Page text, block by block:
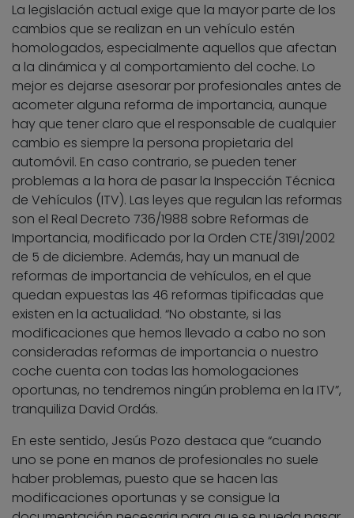
La legislación actual exige que la mayor parte de los
cambios que se realizan en un vehículo estén
homologados, especialmente aquellos que afectan
a la dinámica y al comportamiento del coche. Lo
mejor es dejarse asesorar por profesionales antes de
acometer alguna reforma de importancia, aunque
hay que tener claro que el responsable de cualquier
cambio es siempre la persona propietaria del
automóvil. En caso contrario, se pueden tener
problemas a la hora de pasar la Inspección Técnica
de Vehículos (ITV). Las leyes que regulan las reformas
son el Real Decreto 736/1988 sobre Reformas de
Importancia, modificado por la Orden CTE/3191/2002
de 5 de diciembre. Además, hay un manual de
reformas de importancia de vehículos, en el que
quedan expuestas las 46 reformas tipificadas que
existen en la actualidad. “No obstante, si las
modificaciones que hemos llevado a cabo no son
consideradas reformas de importancia o nuestro
coche cuenta con todas las homologaciones
oportunas, no tendremos ningún problema en la ITV”,
tranquiliza David Ordás.
En este sentido, Jesús Pozo destaca que “cuando
uno se pone en manos de profesionales no suele
haber problemas, puesto que se hacen las
modificaciones oportunas y se consigue la